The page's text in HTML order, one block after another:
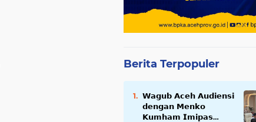
Berita Terpopuler
𝗪𝗮𝗴𝘂𝗯 𝗔𝗰𝗲𝗵 𝗔𝘂𝗱𝗶𝗲𝗻𝘀𝗶
𝗱𝗲𝗻𝗴𝗮𝗻 𝗠𝗲𝗻𝗸𝗼
𝗞𝘂𝗺𝗵𝗮𝗺 𝗜𝗺𝗶𝗽𝗮𝘀